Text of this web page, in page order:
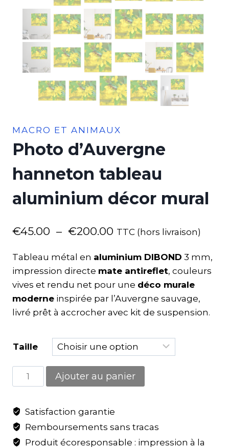
MACRO ET ANIMAUX
Photo d’Auvergne
hanneton tableau
aluminium décor mural
€45.00 – €200.00 TTC (hors livraison)
Tableau métal en aluminium DIBOND 3 mm,
impression directe mate antireflet, couleurs
vives et rendu net pour une déco murale
moderne inspirée par l’Auvergne sauvage,
livré prêt à accrocher avec kit de suspension.
Taille
Ajouter au panier
Satisfaction garantie
Remboursements sans tracas
Produit écoresponsable : impression à la